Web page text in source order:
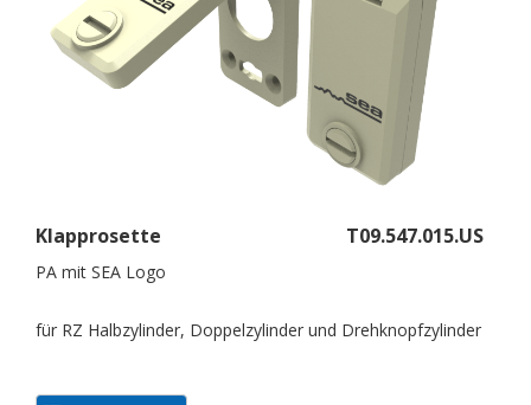
Klapprosette T09.547.015.US
PA mit SEA Logo
für RZ Halbzylinder, Doppelzylinder und Drehknopfzylinder